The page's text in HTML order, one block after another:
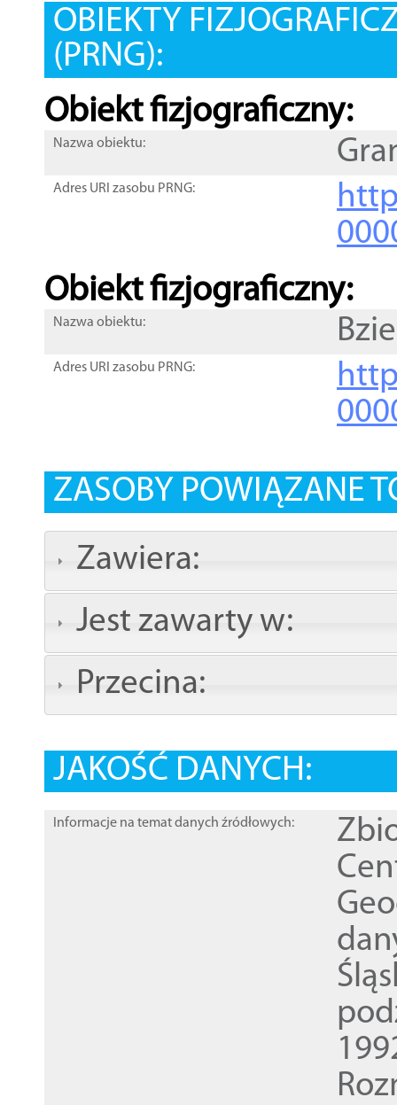
OBIEKTY
(PRNG):
Obiekt fizjograficzny:
Nazwa obiektu:
Adres URI zasobu PRNG:
Obiekt fizjograficzny:
Nazwa obiektu:
Adres URI zasobu PRNG:
ZASOBY POWIĄZANE
Zawiera:
Jest zawarty w:
Przecina:
JAKOŚĆ DANYCH:
Informacje na temat danych źródłowych: